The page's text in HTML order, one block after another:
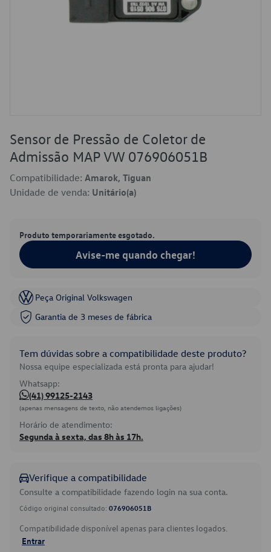
Sensor de Pressão de Coletor de
Admissão MAP VW 076906051B
Compatibilidade: Amarok, Tiguan
Unidade de venda: Unitário(a)
Produto temporariamente esgotado.
Avise-me quando chegar!
Peça Original Volkswagen
Garantia de 3 meses de fábrica
Tem dúvidas sobre a compatibilidade deste produto?
Nossa equipe especializada está pronta para ajudar!
Whatsapp:
(41) 99125-2143
(apenas mensagens de texto, não atendemos ligações)
Horário de atendimento:
Segunda à sexta, das 8h às 17h.
Verifique a compatibilidade
Consulte a compatibilidade fazendo login na sua conta.
Código original consultado: 076906051B
Compatibilidade disponível apenas para clientes logados.
Entrar